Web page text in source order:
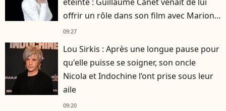
offrir un rôle dans son film avec Marion
Cotillard
09:27
Lou Sirkis : Après une longue pause pour
qu'elle puisse se soigner, son oncle
Nicola et Indochine l’ont prise sous leur
aile
09:20